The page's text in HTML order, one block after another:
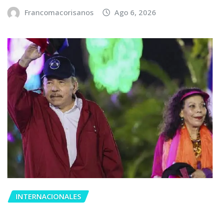
Francomacorisanos Ago 6, 2026
INTERNACIONALES